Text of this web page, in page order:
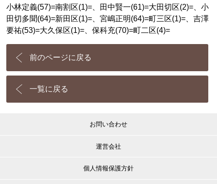
小林定義(57)=南割区(1)=、田中賢一(61)=大田切区(2)=、小
田切多聞(64)=新田区(1)=、宮嶋正明(64)=町三区(1)=、吉澤
要祐(53)=大久保区(1)=、保科充(70)=町二区(4)=
前のページに戻る
一覧に戻る
お問い合わせ
運営会社
個人情報保護方針